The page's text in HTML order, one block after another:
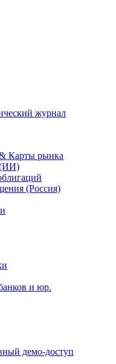
журнал
Карты рынка
(Россия)
и юр.